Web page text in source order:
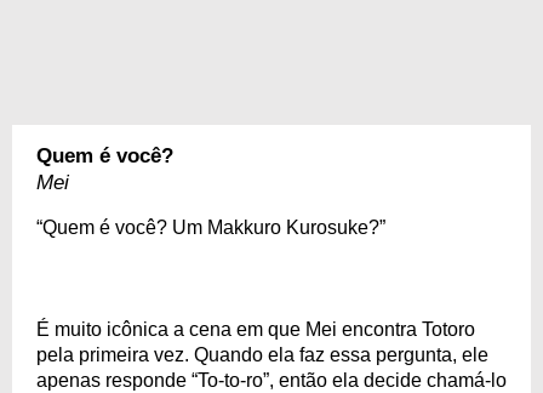
Quem é você?
Mei
“Quem é você? Um Makkuro Kurosuke?”
É muito icônica a cena em que Mei encontra Totoro
pela primeira vez. Quando ela faz essa pergunta, ele
apenas responde “To-to-ro”, então ela decide chamá-lo